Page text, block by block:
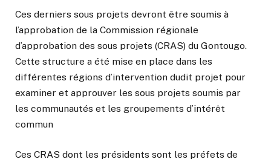
Ces derniers sous projets devront être soumis à
l’approbation de la Commission régionale
d’approbation des sous projets (CRAS) du Gontougo.
Cette structure a été mise en place dans les
différentes régions d’intervention dudit projet pour
examiner et approuver les sous projets soumis par
les communautés et les groupements d’intérêt
commun
Ces CRAS dont les présidents sont les préfets de